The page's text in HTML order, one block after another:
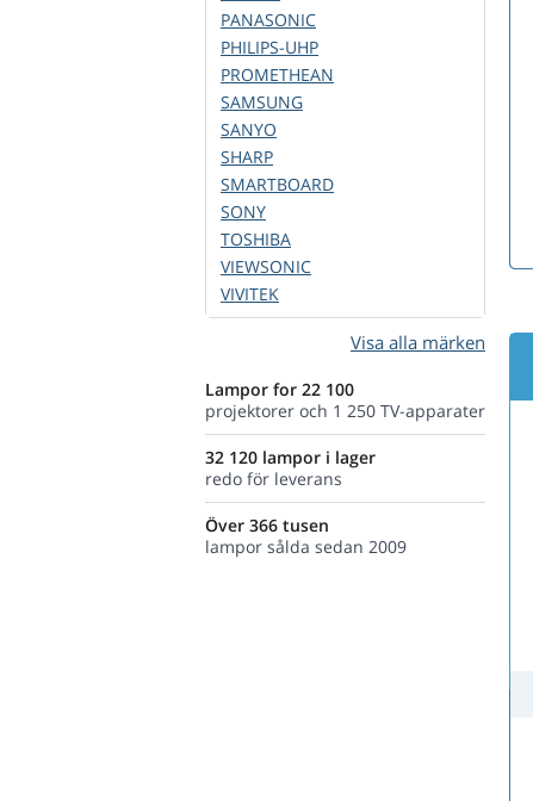
PANASONIC
PHILIPS-UHP
PROMETHEAN
SAMSUNG
SANYO
SHARP
SMARTBOARD
SONY
TOSHIBA
VIEWSONIC
VIVITEK
Visa alla märken
Lampor for 22 100
projektorer och 1 250 TV-apparater
32 120 lampor i lager
redo för leverans
Över 366 tusen
lampor sålda sedan 2009